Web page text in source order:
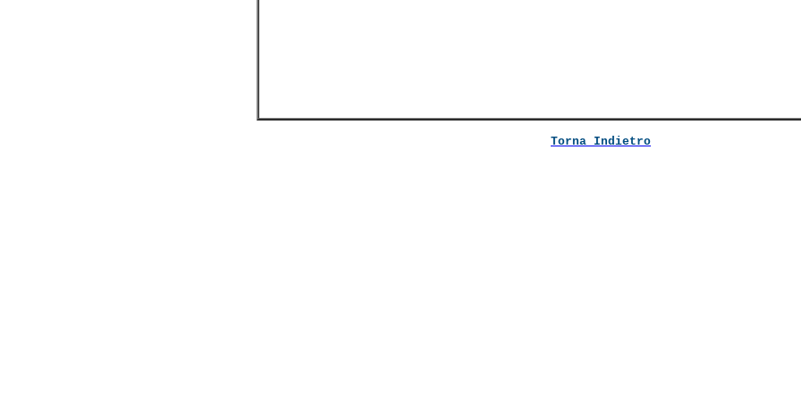
Torna Indietro